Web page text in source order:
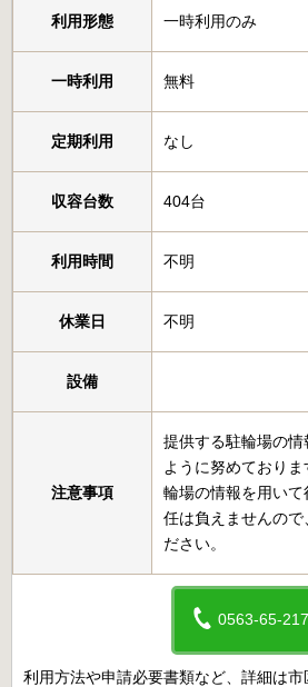
利用形態 一時利用のみ
一時利用 無料
定期利用 なし
収容台数 404台
利用時間 不明
休業日 不明
設備
注意事項
提供する駐輪場の
ように努めており
輪場の情報を用い
任は負えませんので
ださい。
0563-65-
利用方法や申請必要書類など、詳細は